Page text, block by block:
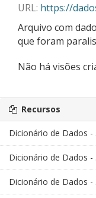
URL: https://dados.antt.gov.br/dataset/a8729428-
Arquivo com
que foram
Não há visões
Recursos
Dicionário de Dados -
Dicionário de Dados -
Dicionário de Dados -